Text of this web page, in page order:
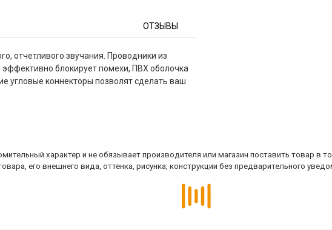
ОТЗЫВЫ
отчетливого звучания. Проводники из
блокирует помехи, ПВХ оболочка
угловые коннекторы позволят сделать ваш
характер и не обязывает производителя или магазин поставить товар в
его внешнего вида, оттенка, рисунка, конструкции без предварительного